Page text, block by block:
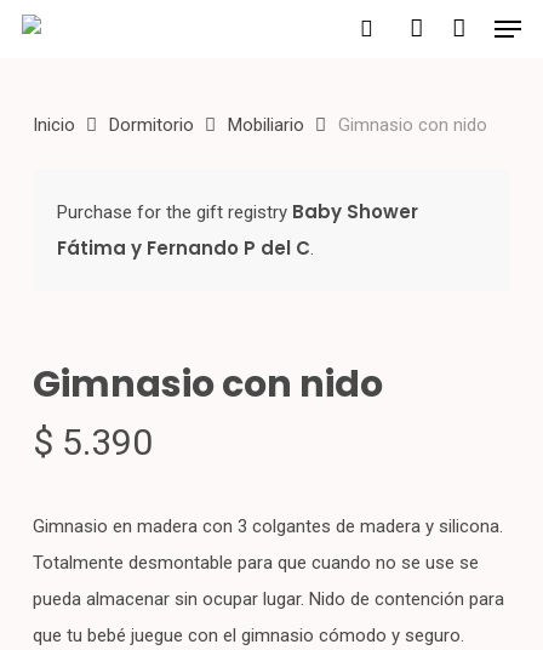
Skip
content
Inicio Dormitorio Mobiliario Gimnasio con nido
Purchase for the gift registry Baby Shower
Fátima y Fernando P del C.
Gimnasio con nido
$ 5.390
Gimnasio en madera con 3 colgantes de madera y silicona.
Totalmente desmontable para que cuando no se use se
pueda almacenar sin ocupar lugar. Nido de contención para
que tu bebé juegue con el gimnasio cómodo y seguro.